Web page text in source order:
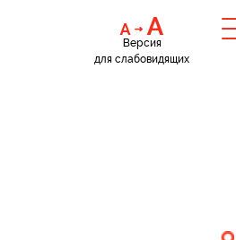
Версия
для слабовидящих